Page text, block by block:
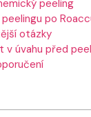
peeling
po
otázky
v úvahu před